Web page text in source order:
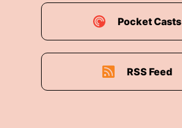
Pocket Casts
RSS Feed